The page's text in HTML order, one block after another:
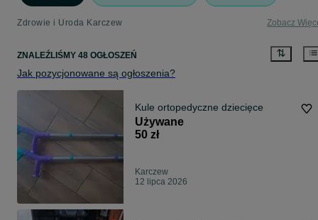
Zdrowie i Uroda Karczew Zobacz
ZNALEŹLIŚMY 48 OGŁOSZEŃ
Jak pozycjonowane są ogłoszenia?
Kule ortopedyczne dziecięce
Używane
50 zł
Karczew
12 lipca 2026